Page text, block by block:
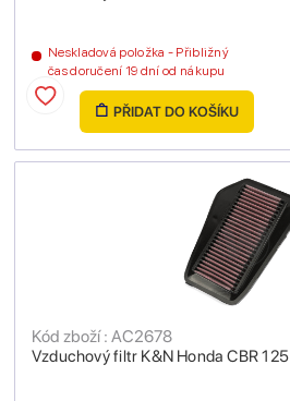
Neskladová položka - Přibližný
čas doručení 19 dní od nákupu
PŘIDAT DO KOŠÍKU
Vzduchový filtr K&N Honda CBR 125
Kód zboží : AC2678